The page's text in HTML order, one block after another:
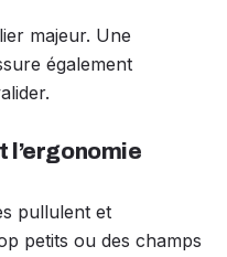
majeur. Une
également
l’ergonomie
pullulent et
petits ou des champs